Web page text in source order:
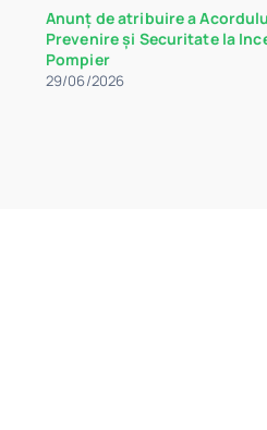
Anunț de atribuire a
Prevenire și Securitate la
Pompier
29/06/2026